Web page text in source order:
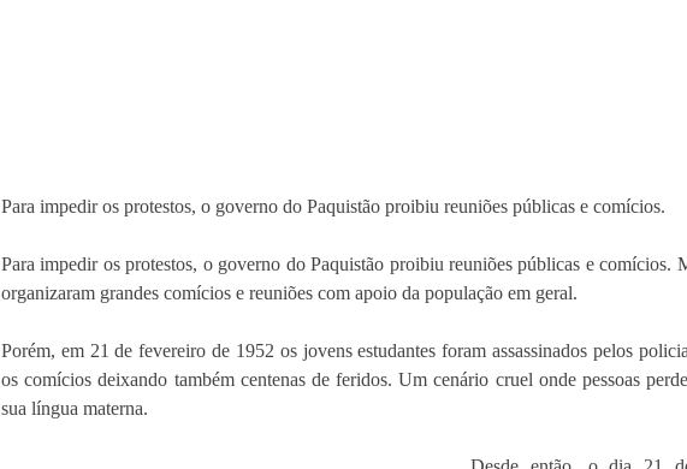
Para impedir os protestos, o governo do Paquistão proibiu reuniões públicas e comícios.
Para impedir os protestos, o governo do Paquistão proibiu reuniões públicas e comícios.
organizaram grandes comícios e reuniões com apoio da população em geral.
Porém, em 21 de fevereiro de 1952 os jovens estudantes foram assassinados pelos
os comícios deixando também centenas de feridos. Um cenário cruel onde pessoas
sua língua materna.